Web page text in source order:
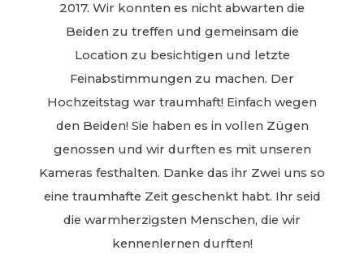
2017. Wir konnten es nicht abwarten die
Beiden zu treffen und gemeinsam die
Location zu besichtigen und letzte
Feinabstimmungen zu machen. Der
Hochzeitstag war traumhaft! Einfach wegen
den Beiden! Sie haben es in vollen Zügen
genossen und wir durften es mit unseren
Kameras festhalten. Danke das ihr Zwei uns so
eine traumhafte Zeit geschenkt habt. Ihr seid
die warmherzigsten Menschen, die wir
kennenlernen durften!